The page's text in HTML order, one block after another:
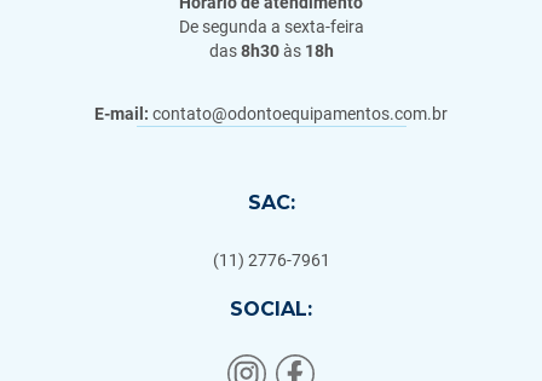
De segunda a sexta-feira
das8h30às 18h
E-mail: contato@odontoequipamentos.com.br
SAC:
(11) 2776-7961
SOCIAL: